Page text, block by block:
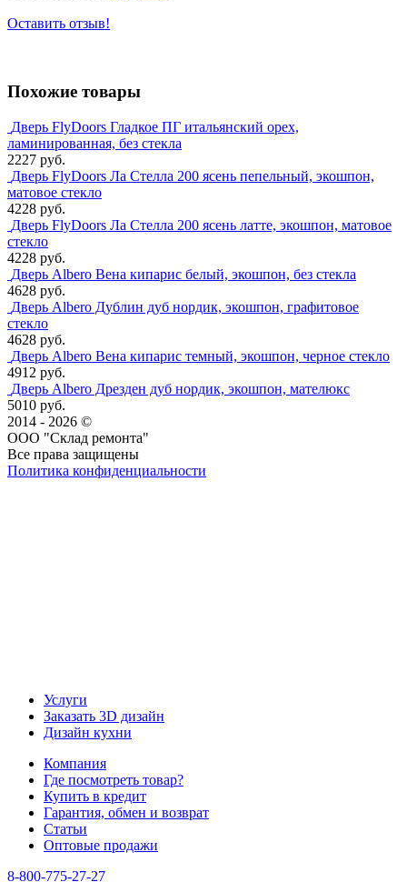
Оставить отзыв!
Похожие товары
Дверь FlyDoors Гладкое ПГ итальянский орех,
ламинированная, без стекла
2227 руб.
Дверь FlyDoors Ла Стелла 200 ясень пепельный, экошпон,
матовое стекло
4228 руб.
Дверь FlyDoors Ла Стелла 200 ясень латте, экошпон, матовое
стекло
4228 руб.
Дверь Albero Вена кипарис белый, экошпон, без стекла
4628 руб.
Дверь Albero Дублин дуб нордик, экошпон, графитовое
стекло
4628 руб.
Дверь Albero Вена кипарис темный, экошпон, черное стекло
4912 руб.
Дверь Albero Дрезден дуб нордик, экошпон, мателюкс
5010 руб.
2014 - 2026 ©
ООО "Склад ремонта"
Все права защищены
Политика конфиденциальности
Услуги
Заказать 3D дизайн
Дизайн кухни
Компания
Где посмотреть товар?
Купить в кредит
Гарантия, обмен и возврат
Статьи
Оптовые продажи
8-800-775-27-27